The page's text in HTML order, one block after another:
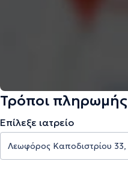
Τρόποι πληρωμής
Επίλεξε ιατρείο